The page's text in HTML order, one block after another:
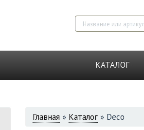
КАТАЛОГ
ВЫ
Главная » Каталог » Deco